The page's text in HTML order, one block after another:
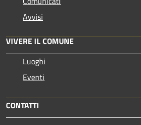
Avvisi
VIVERE IL COMUNE
Luoghi
Eventi
CONTATTI